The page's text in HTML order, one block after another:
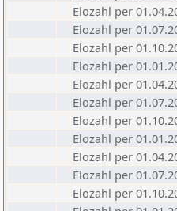
Elozahl per
Elozahl per
Elozahl per
Elozahl per
Elozahl per
Elozahl per
Elozahl per
Elozahl per
Elozahl per
Elozahl per
Elozahl per